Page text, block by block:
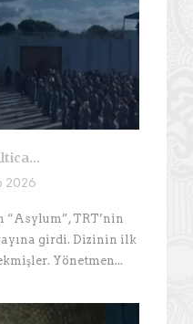
2026
“Asylum”, TRT’nin
girdi. Dizinin ilk
Yönetmen...